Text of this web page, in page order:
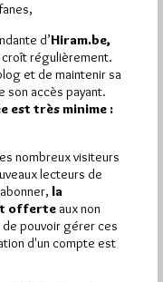
a reçu
(Source :
Plus d’informations
d’Hiram.be,
croît régulièrement.
et de maintenir sa
son accès payant.
est très minime :
nombreux visiteurs
lecteurs de
la
offerte aux non
de pouvoir gérer ces
d'un compte est